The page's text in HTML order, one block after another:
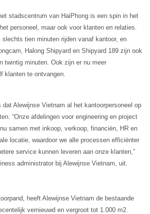
stadscentrum van HaiPhong is een spin in het
personeel, maar ook voor klanten en relaties.
slechts tien minuten rijden vanaf kantoor, en
Halong Shipyard en Shipyard 189 zijn ook
twintig minuten. Ook zijn er nu meer
klanten te ontvangen.
dat Alewijnse Vietnam al het kantoorpersoneel op
“Onze afdelingen voor engineering en project
samen met inkoop, verkoop, financiën, HR en
locatie, waardoor we alle processen efficiënter
service kunnen leveren aan onze klanten,”
administrator bij Alewijnse Vietnam, uit.
heeft Alewijnse Vietnam de bestaande
vernieuwd en vergroot tot 1.000 m2.